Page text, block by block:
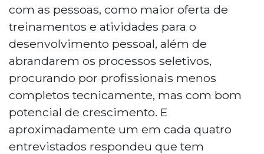
com as pessoas, como maior oferta de
treinamentos e atividades para o
desenvolvimento pessoal, além de
abrandarem os processos seletivos,
procurando por profissionais menos
completos tecnicamente, mas com bom
potencial de crescimento. E
aproximadamente um em cada quatro
entrevistados respondeu que tem